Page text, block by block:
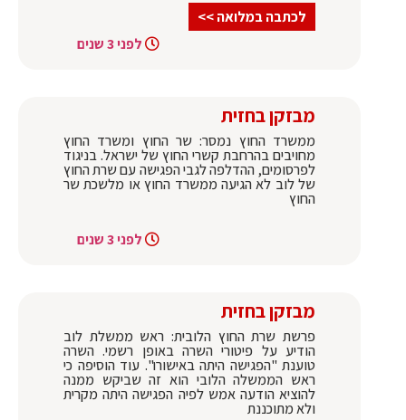
לכתבה במלואה >>
לפני 3 שנים
מבזקן בחזית
ממשרד החוץ נמסר: שר החוץ ומשרד החוץ
מחויבים בהרחבת קשרי החוץ של ישראל. בניגוד
לפרסומים, ההדלפה לגבי הפגישה עם שרת החוץ
של לוב לא הגיעה ממשרד החוץ או מלשכת שר
החוץ
לפני 3 שנים
מבזקן בחזית
פרשת שרת החוץ הלובית: ראש ממשלת לוב
הודיע על פיטורי השרה באופן רשמי. השרה
טוענת "הפגישה היתה באישורו". עוד הוסיפה כי
ראש הממשלה הלובי הוא זה שביקש ממנה
להוציא הודעה אמש לפיה הפגישה היתה מקרית
ולא מתוכננת